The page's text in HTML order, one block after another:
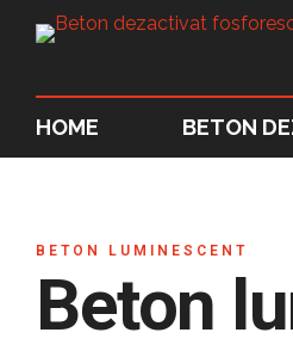
HOME BETON
BETON LUMINESCENT
Beton